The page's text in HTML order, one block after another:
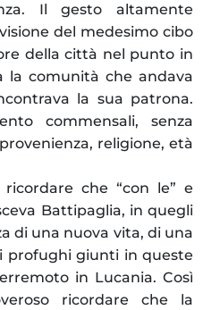
Il gesto altamente
del medesimo cibo
della città nel punto in
la comunità che andava
la sua patrona.
commensali, senza
religione, età
che “con le” e
Battipaglia, in quegli
di una nuova vita, di una
profughi giunti in queste
in Lucania. Così
ricordare che la